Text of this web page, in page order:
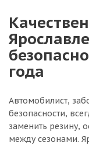
года
Автомобилист,
безопасности,
заменить резину,
между сезонами.